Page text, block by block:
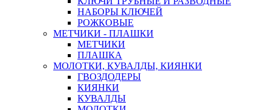
НАБОРЫ КЛЮЧЕЙ
РОЖКОВЫЕ
МЕТЧИКИ - ПЛАШКИ
МЕТЧИКИ
ПЛАШКА
МОЛОТКИ, КУВАЛДЫ, КИЯНКИ
ГВОЗДОДЕРЫ
КИЯНКИ
КУВАЛДЫ